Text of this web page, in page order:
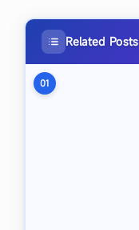
Related Posts
01